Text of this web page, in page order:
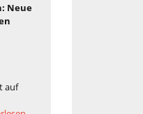
Neue
auf